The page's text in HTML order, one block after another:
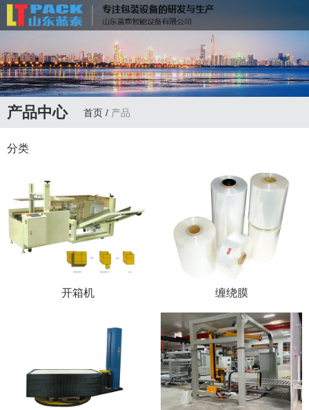
联系电话：
13335172598
产品中心 首页/ 产品
分类
开箱机 缠绕膜